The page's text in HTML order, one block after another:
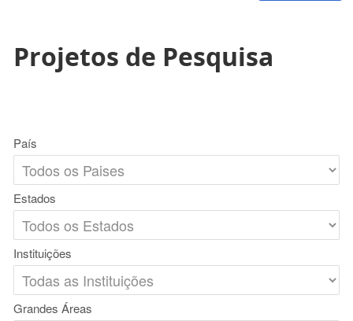
Projetos de Pesquisa
País
Estados
Instituições
Grandes Áreas